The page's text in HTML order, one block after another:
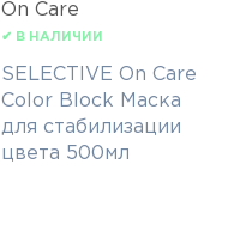
On Care
✔ В НАЛИЧИИ
SELECTIVE On Care
Color Block Маска
для стабилизации
цвета 500мл